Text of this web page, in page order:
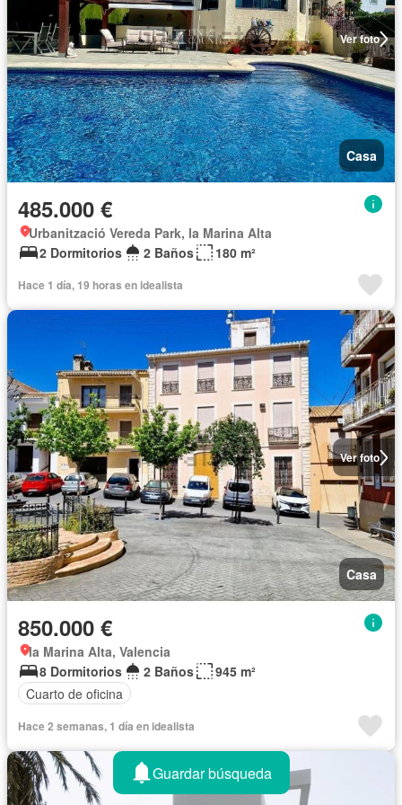
Ver foto
Casa
485.000 €
Urbanització Vereda Park, la Marina Alta
2 Dormitorios
2 Baños 180 m²
Hace 1 día, 19 horas en idealista
Ver foto
Casa
850.000 €
la Marina Alta, Valencia
8 Dormitorios
2 Baños
945 m²
Cuarto de oficina
Hace 2 semanas, 1 día en idealista
Guardar búsqueda